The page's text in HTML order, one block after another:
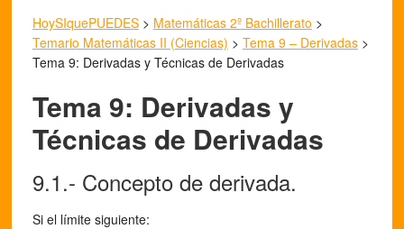
HoySIquePUEDES> Matemáticas 2º Bachillerato >
Temario Matemáticas II (Ciencias) > Tema 9 – Derivadas>
Tema 9: Derivadas y Técnicas de Derivadas
Tema 9: Derivadas y
Técnicas de Derivadas
9.1.- Concepto de derivada.
Si el límite siguiente: